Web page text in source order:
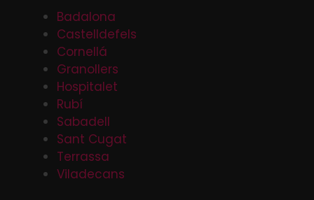
Badalona
Castelldefels
Cornellá
Granollers
Hospitalet
Rubí
Sabadell
Sant Cugat
Terrassa
Viladecans